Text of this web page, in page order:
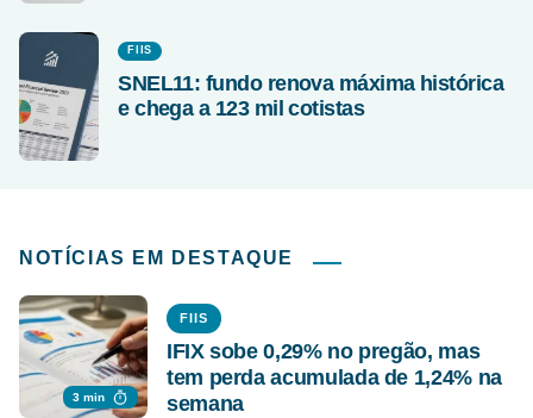
FIIS
SNEL11: fundo renova máxima histórica
e chega a 123 mil cotistas
NOTÍCIAS EM DESTAQUE
3 min
FIIS
IFIX sobe 0,29% no pregão, mas
tem perda acumulada de 1,24% na
semana